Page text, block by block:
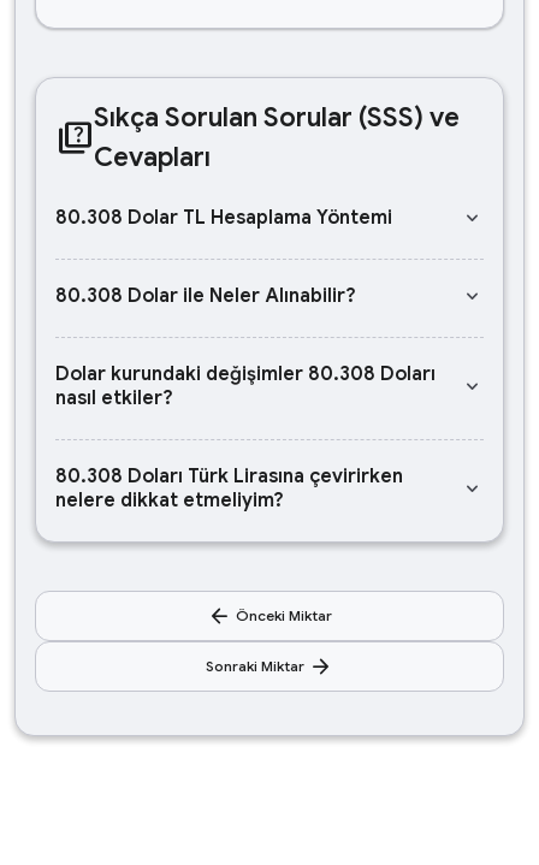
quizSıkça Sorulan Sorular (SSS) ve
Cevapları
80.308 Dolar TL Hesaplama Yöntemi keyboard_arrow_down
80.308 Dolar ile Neler Alınabilir? keyboard_arrow_down
Dolar kurundaki değişimler 80.308 Doları
nasıl etkiler?
keyboard_arrow_down
80.308 Doları Türk Lirasına çevirirken
nelere dikkat etmeliyim?
keyboard_arrow_down
arrow_back Önceki Miktar
Sonraki Miktar arrow_forward